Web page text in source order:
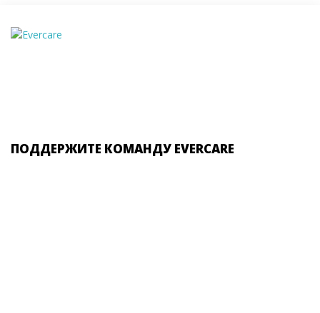
ПОДДЕРЖИТЕ КОМАНДУ EVERCARE